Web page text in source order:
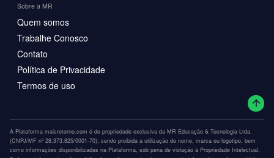
Sobre a MR
Quem somos
Trabalhe Conosco
Contato
Política de Privacidade
Termos de uso
A Plataforma maisretorno.com é de propriedade exclusiva da MR Educação & Tecnologia Ltda.
(CNPJ/MF nº 28.373.825/0001-70), sendo proibida a utilização do nome, marca ou logotipo, bem
como informações disponibilizadas na Plataforma, sob pena de violação à Propriedade Intelectual.